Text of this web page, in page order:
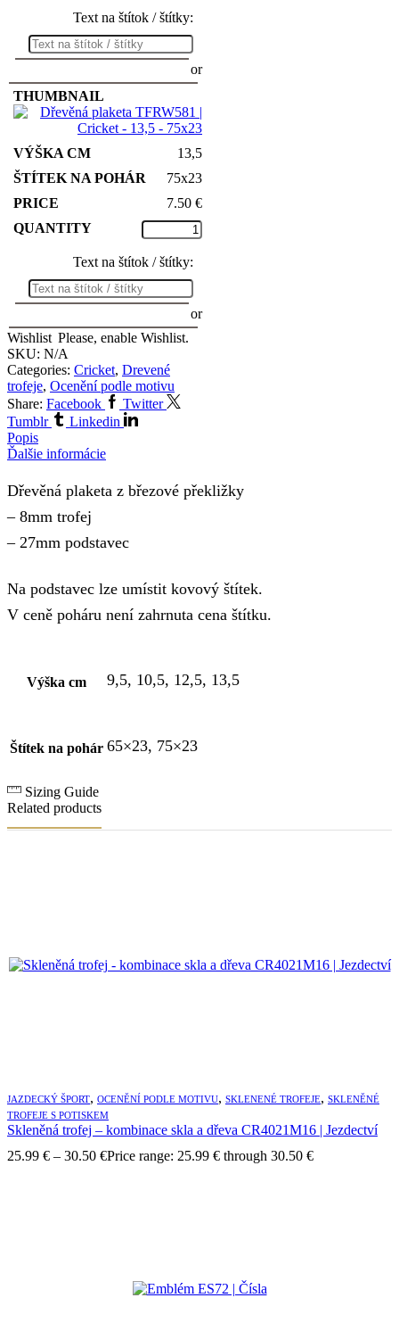
Text na štítok / štítky:
or
13,5
75x23
7.50 €
Text na štítok / štítky:
or
Wishlist Please, enable Wishlist.
SKU: N/A
Categories: Cricket, Drevené
trofeje, Ocenění podle motivu
Share: Facebook
Twitter
Tumblr
Linkedin
Popis
Ďalšie informácie
Dřevěná plaketa z březové překližky
– 8mm trofej
– 27mm podstavec
Na podstavec lze umístit kovový štítek.
V ceně poháru není zahrnuta cena štítku.
Výška cm 9,5, 10,5, 12,5, 13,5
Štítek na pohár 65×23, 75×23
Sizing Guide
Related products
JAZDECKÝ ŠPORT, OCENĚNÍ PODLE MOTIVU, SKLENENÉ TROFEJE, SKLENĚNÉ
TROFEJE S POTISKEM
Skleněná trofej – kombinace skla a dřeva CR4021M16 | Jezdectví
25.99 € – 30.50 €Price range: 25.99 € through 30.50 €